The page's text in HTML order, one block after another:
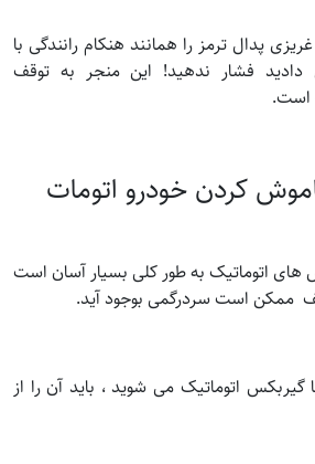
پدال ترمز را همانند هنکام رانندگی با
فشار ندهید! این منجر به توقف
است.
کردن خودرو اتومات
های اتوماتیک به طور کلی بسیار آسان است
ممکن است سردرگمی بوجود آید.
گیربکس اتوماتیک می شوید ، باید آن را از